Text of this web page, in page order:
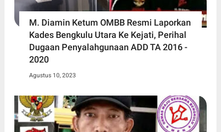
M. Diamin Ketum OMBB Resmi Laporkan
Kades Bengkulu Utara Ke Kejati, Perihal
Dugaan Penyalahgunaan ADD TA 2016 -
2020
Agustus 10, 2023